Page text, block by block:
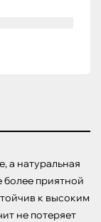
а натуральная
более приятной
к высоким
не потеряет